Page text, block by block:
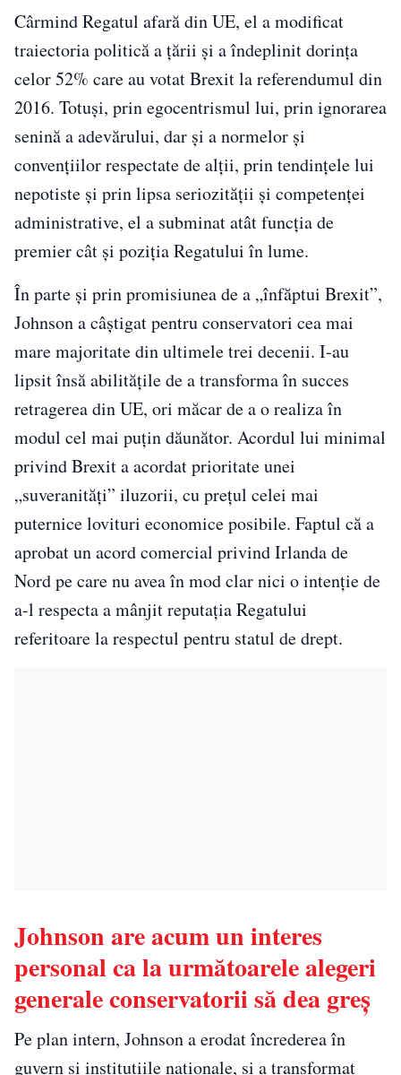
Cârmind Regatul afară din UE, el a modificat
traiectoria politică a țării și a îndeplinit dorința
celor 52% care au votat Brexit la referendumul din
2016. Totuși, prin egocentrismul lui, prin ignorarea
senină a adevărului, dar și a normelor și
convențiilor respectate de alții, prin tendințele lui
nepotiste și prin lipsa seriozității și competenței
administrative, el a subminat atât funcția de
premier cât și poziția Regatului în lume.
În parte și prin promisiunea de a „înfăptui Brexit”,
Johnson a câștigat pentru conservatori cea mai
mare majoritate din ultimele trei decenii. I-au
lipsit însă abilitățile de a transforma în succes
retragerea din UE, ori măcar de a o realiza în
modul cel mai puțin dăunător. Acordul lui minimal
privind Brexit a acordat prioritate unei
„suveranități” iluzorii, cu prețul celei mai
puternice lovituri economice posibile. Faptul că a
aprobat un acord comercial privind Irlanda de
Nord pe care nu avea în mod clar nici o intenție de
a-l respecta a mânjit reputația Regatului
referitoare la respectul pentru statul de drept.
Johnson are acum un interes
personal ca la următoarele alegeri
generale conservatorii să dea greș
Pe plan intern, Johnson a erodat încrederea în
guvern și instituțiile naționale, și a transformat